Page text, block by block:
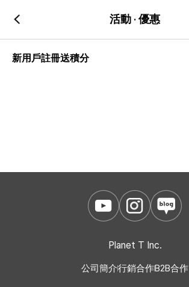
活動 · 優惠
新用戶註冊送積分
Planet T Inc.
公司簡介行銷合作B2B合作